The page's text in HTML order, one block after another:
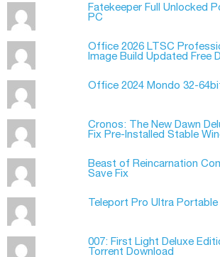
Fatekeeper Full Unlocked
PC
Office 2026 LTSC
Image Build Updated Frее
Office 2024 Mondo 32-
Cronos: The New Dawn
Fix Pre-Installed Stable
Beast of Reincarnation
Save Fix
Teleport Pro Ultra
007: First Light Deluxe
Torrent Download